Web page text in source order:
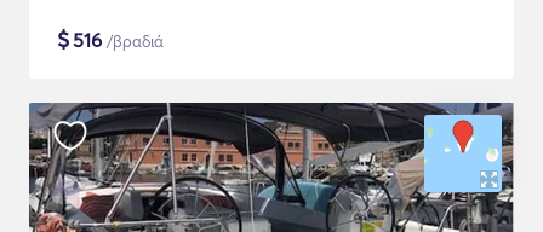
$516 /βραδιά